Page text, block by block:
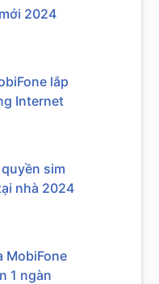
2024
lắp
Internet
sim
nhà 2024
MobiFone
1 ngàn